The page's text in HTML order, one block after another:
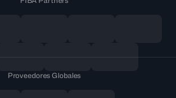
Proveedores Globales